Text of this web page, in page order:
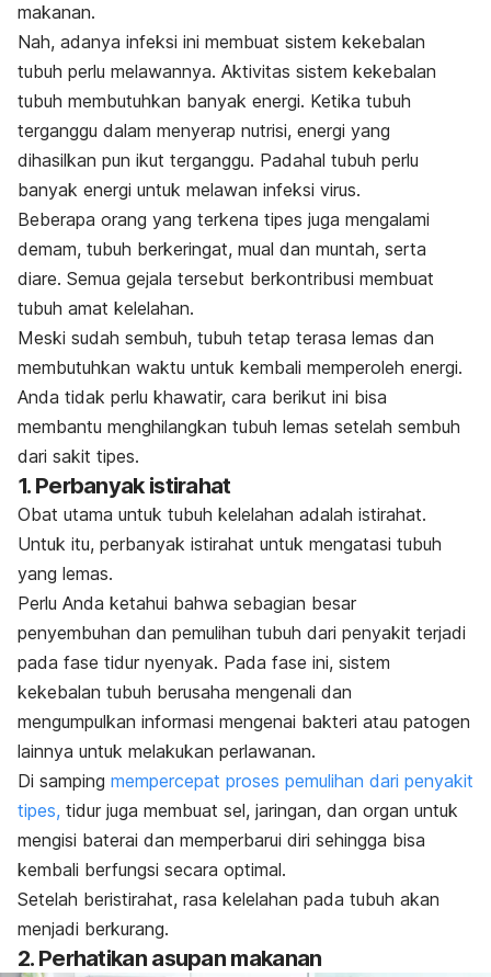
makanan.
Nah, adanya infeksi ini membuat sistem kekebalan
tubuh perlu melawannya. Aktivitas sistem kekebalan
tubuh membutuhkan banyak energi. Ketika tubuh
terganggu dalam menyerap nutrisi, energi yang
dihasilkan pun ikut terganggu. Padahal tubuh perlu
banyak energi untuk melawan infeksi virus.
Beberapa orang yang terkena tipes juga mengalami
demam, tubuh berkeringat, mual dan muntah, serta
diare. Semua gejala tersebut berkontribusi membuat
tubuh amat kelelahan.
Meski sudah sembuh, tubuh tetap terasa lemas dan
membutuhkan waktu untuk kembali memperoleh energi.
Anda tidak perlu khawatir, cara berikut ini bisa
membantu menghilangkan tubuh lemas setelah sembuh
dari sakit tipes.
1. Perbanyak istirahat
Obat utama untuk tubuh kelelahan adalah istirahat.
Untuk itu, perbanyak istirahat untuk mengatasi tubuh
yang lemas.
Perlu Anda ketahui bahwa sebagian besar
penyembuhan dan pemulihan tubuh dari penyakit terjadi
pada fase tidur nyenyak. Pada fase ini, sistem
kekebalan tubuh berusaha mengenali dan
mengumpulkan informasi mengenai bakteri atau patogen
lainnya untuk melakukan perlawanan.
Di samping mempercepat proses pemulihan dari penyakit
tipes, tidur juga membuat sel, jaringan, dan organ untuk
mengisi baterai dan memperbarui diri sehingga bisa
kembali berfungsi secara optimal.
Setelah beristirahat, rasa kelelahan pada tubuh akan
menjadi berkurang.
2. Perhatikan asupan makanan